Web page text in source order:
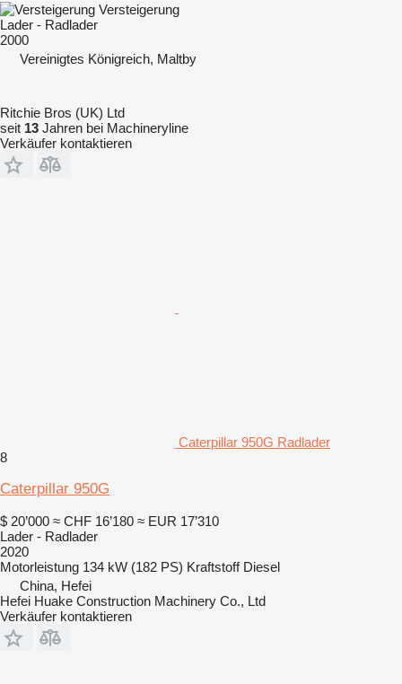
Versteigerung
Lader - Radlader
2000
Vereinigtes Königreich, Maltby
Ritchie Bros (UK) Ltd
seit 13 Jahren bei Machineryline
Verkäufer kontaktieren
Caterpillar 950G Radlader
8
Caterpillar 950G
$ 20’000 ≈ CHF 16’180 ≈ EUR 17’310
Lader - Radlader
2020
Motorleistung 134 kW (182 PS) Kraftstoff Diesel
China, Hefei
Hefei Huake Construction Machinery Co., Ltd
Verkäufer kontaktieren